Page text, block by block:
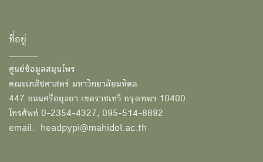
ที่อยู่
ศูนย์ข้อมูลสมุนไพร
คณะเภสัชศาสตร์ มหาวิทยาลัยมหิดล
447 ถนนศรีอยุธยา เขตราชเทวี กรุงเทพฯ 10400
โทรศัพท์ 0-2354-4327, 095-514-8892
email: headpypi@mahidol.ac.th